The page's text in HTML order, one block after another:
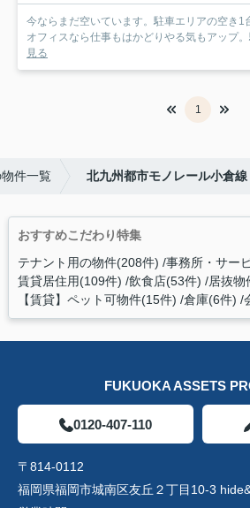
今ならまだ空いています。駐車エリアの空き1
オフィスなら仕事もはかどりやる気もアップ
見る
1
件一覧 北九州都市モノレール小倉
おすすめこだわり特集
テナント用の物件(208件) 事務所・サー
賃貸居住用(109件) 飲食店(53件) 居抜物
【賃貸】ペット可物件(15件) 倉庫(6件)
FUKUOKA ASSETS
0120-407-110
〒814-0112
福岡県福岡市城南区友丘２丁目10-3